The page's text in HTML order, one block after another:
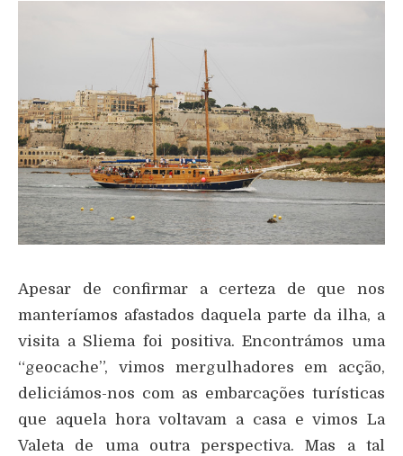
Apesar de confirmar a certeza de que nos
manteríamos afastados daquela parte da ilha, a
visita a Sliema foi positiva. Encontrámos uma
“geocache”, vimos mergulhadores em acção,
deliciámos-nos com as embarcações turísticas
que aquela hora voltavam a casa e vimos La
Valeta de uma outra perspectiva. Mas a tal